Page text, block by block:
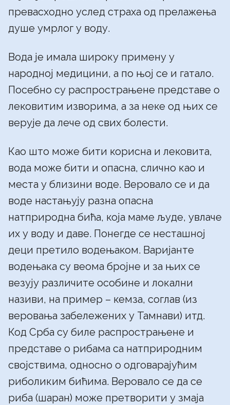
превасходно услед страха од прелажења
душе умрлог у воду.
Вода је имала широку примену у
народној медицини, а по њој се и гатало.
Посебно су распрострањене представе о
лековитим изворима, а за неке од њих се
верује да лече од свих болести.
Као што може бити корисна и лековита,
вода може бити и опасна, слично као и
места у близини воде. Веровало се и да
воде настањују разна опасна
натприродна бића, која маме људе, увлаче
их у воду и даве. Понегде се несташној
деци претило водењаком. Варијанте
водењака су веома бројне и за њих се
везују различите особине и локални
називи, на пример – кемза, соглав (из
веровања забележених у Тамнави) итд.
Код Срба су биле распрострањене и
представе о рибама са натприродним
својствима, односно о одговарајућим
риболиким бићима. Веровало се да се
риба (шаран) може претворити у змаја